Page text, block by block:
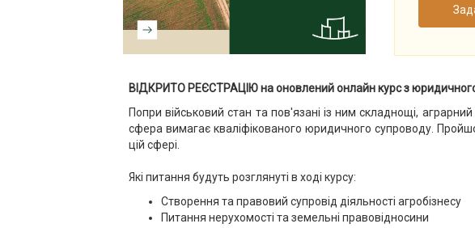
ВІДКРИТО РЕЄСТРАЦІЮ на оновлений онлайн курс з юридичного
Попри військовий стан та пов'язані із ним складнощі,
сфера вимагає кваліфікованого юридичного супроводу.
цій сфері.
Які питання будуть розглянуті в ході курсу:
Створення та правовий супровід діяльності агробізнесу
Питання нерухомості та земельні правовідносини